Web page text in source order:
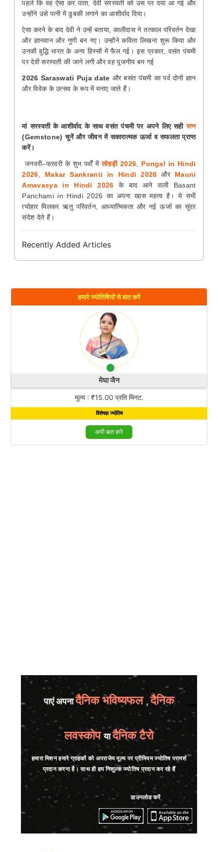
पहले कि वह ऐसा कर पाता, देवी सरस्वती को उस पर दया आ गई और
उन्होंने उसे पानी में डुबकी लगाने का आशीर्वाद दिया।
ऐसा करने के बाद देवी ने उन्हें बताया, कालीदास ने तत्काल परिवर्तन देखा
और ज्ञानवान और गुणी बन गए। उन्होंने कविता लिखना शुरू किया और
उनकी बुद्धि भारत के अन्य हिस्सों में फैल गई। इस प्रकार, वसंत पंचमी
पर देवी सरस्वतीकी जाने लगी और वह पूजनीय बन गई
2026 Saraswati Puja date और बसंत पंचमी का पर्व दोनों ज्ञान
और विवेक के उत्सव के रूप में मनाए जाते हैं।
मां सरस्वती के आशीर्वाद के साथ वसंत पंचमी पर अपने लिए सहीरत्न
(Gemstone) चुनें और जीवन में सकारात्मक ऊर्जा व सफलता प्राप्त
करें।
जनवरी–फरवरी के शुभ पर्वों मेंलोहड़ी 2026, Pongal in Hindi
2026, Makar Sankranti in Hindi 2026 और Mauni
Amavasya in Hindi 2026 के बाद आने वाली Basant
Panchami in Hindi 2026 का अपना खास महत्व है। ये सभी
त्योहार मिलकर ऋतु परिवर्तन, आध्यात्मिकता और नई ऊर्जा का सुंदर
संदेश देते हैं।
Recently Added Articles
हमारे ज्योतिषियों से बात करें
मेघा जैन
मूल्य : ₹15.00 प्रति मिनट.
विशेषज्ञ ज्योतिष
अभी बात करे
पाएं अपनादैनिक भविष्यफल ,दैनिक
लवस्कोपयादैनिक टैरो
हमारा मिशन हमारे ग्राहकों को अपराजेय मूल्य पर प्रीमियम ज्योतिष परामर्श
प्रदान करना है। साथ ही हम निशुल्क ज्योतिष प्रदान कर रहे हैं
डाउनलोड करें